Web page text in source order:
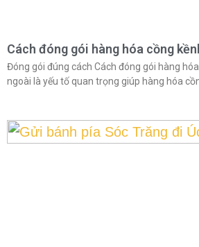
Cách đóng gói hàng hóa cồng
Đóng gói đúng cách Cách đóng gói hàng
ngoài là yếu tố quan trọng giúp hàng hóa